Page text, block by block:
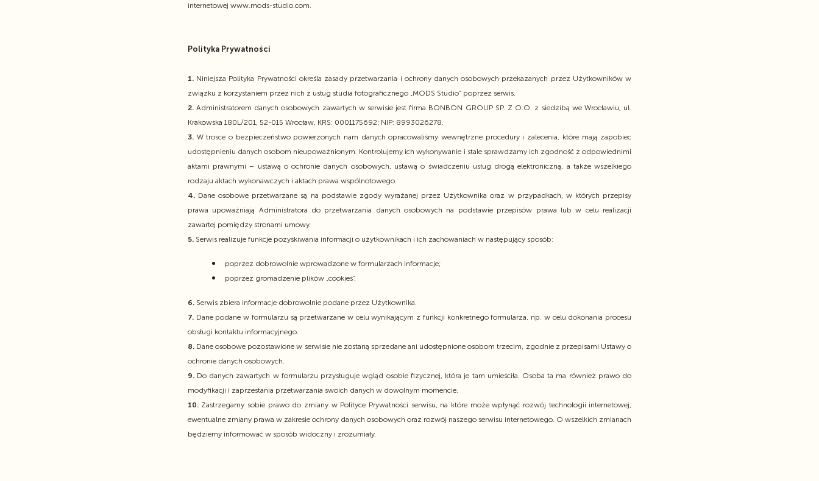
internetowej www.mods-studio.com.
Polityka Prywatności
1. Niniejsza Polityka Prywatności określa zasady przetwarzania i ochrony danych osobowych przekazanych przez Użytkowników w
związku z korzystaniem przez nich z usług studia fotograficznego „MODS Studio” poprzez serwis.
2.Administratorem danych osobowych zawartych w serwisie jest firma BONBON GROUP SP. Z O.O. z siedzibą we Wrocławiu, ul.
Krakowska 180L/201, 52-015 Wrocław, KRS: 0001175692; NIP: 8993026278.
3. W trosce o bezpieczeństwo powierzonych nam danych opracowaliśmy wewnętrzne procedury i zalecenia, które mają zapobiec
udostępnieniu danych osobom nieupoważnionym. Kontrolujemy ich wykonywanie i stale sprawdzamy ich zgodność z odpowiednimi
aktami prawnymi – ustawą o ochronie danych osobowych, ustawą o świadczeniu usług drogą elektroniczną, a także wszelkiego
rodzaju aktach wykonawczych i aktach prawa wspólnotowego.
4.Dane osobowe przetwarzane są na podstawie zgody wyrażanej przez Użytkownika oraz w przypadkach, w których przepisy
prawa upoważniają Administratora do przetwarzania danych osobowych na podstawie przepisów prawa lub w celu realizacji
zawartej pomiędzy stronami umowy.
5.Serwis realizuje funkcje pozyskiwania informacji o użytkownikach i ich zachowaniach w następujący sposób:
poprzez dobrowolnie wprowadzone w formularzach informacje;
poprzez gromadzenie plików „cookies”.
6.Serwis zbiera informacje dobrowolnie podane przez Użytkownika.
7.Dane podane w formularzu są przetwarzane w celu wynikającym z funkcji konkretnego formularza, np. w celu dokonania procesu
obsługi kontaktu informacyjnego.
8.Dane osobowe pozostawione w serwisie nie zostaną sprzedane ani udostępnione osobom trzecim, zgodnie z przepisami Ustawy o
ochronie danych osobowych.
9.Do danych zawartych w formularzu przysługuje wgląd osobie fizycznej, która je tam umieściła. Osoba ta ma również prawo do
modyfikacji i zaprzestania przetwarzania swoich danych w dowolnym momencie.
10.Zastrzegamy sobie prawo do zmiany w Polityce Prywatności serwisu, na które może wpłynąć rozwój technologii internetowej,
ewentualne zmiany prawa w zakresie ochrony danych osobowych oraz rozwój naszego serwisu internetowego. O wszelkich zmianach
będziemy informować w sposób widoczny i zrozumiały.